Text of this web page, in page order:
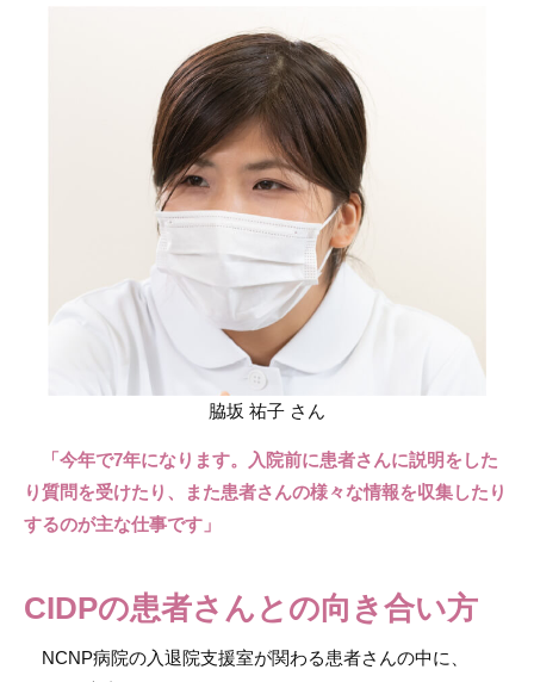
脇坂 祐子 さん
「今年で7年になります。入院前に患者さんに説明をした
り質問を受けたり、また患者さんの様々な情報を収集したり
するのが主な仕事です」
CIDPの患者さんとの向き合い方
NCNP病院の入退院支援室が関わる患者さんの中に、